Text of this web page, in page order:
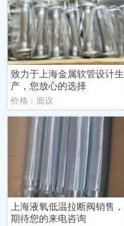
致力于上海金属软管设计生
产，您放心的选择
价格：面议
上海液氧低温拉断阀销售，
期待您的来电咨询